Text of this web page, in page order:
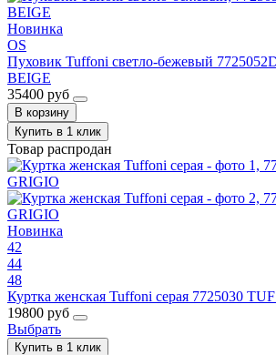
Новинка
OS
Пуховик Tuffoni светло-бежевый
BEIGE
35400 руб
В корзину
Купить в 1 клик
Товар распродан
Новинка
42
44
48
Куртка женская Tuffoni серая 7725030
19800 руб
Выбрать
Купить в 1 клик